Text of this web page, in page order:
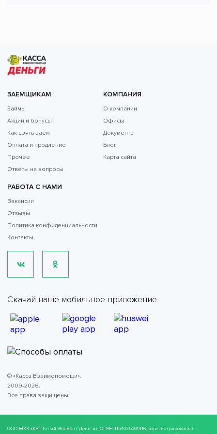
ЗАЕМЩИКАМ
Займы
Акции и бонусы
Как взять заём
Оплата и продление
Прочее
Ответы на вопросы
КОМПАНИЯ
О компании
Офисы
Документы
Блог
Карта сайта
РАБОТА С НАМИ
Вакансии
Отзывы
Политика конфиденциальности
Контакты
Скачай наше мобильное приложение
© «Касса Взаимопомощи».
2009-2026.
Все права защищены.
ООО МКК «КВ Пятый Элемент Деньги», ОГРН 1154025001316, зарегистрировано в